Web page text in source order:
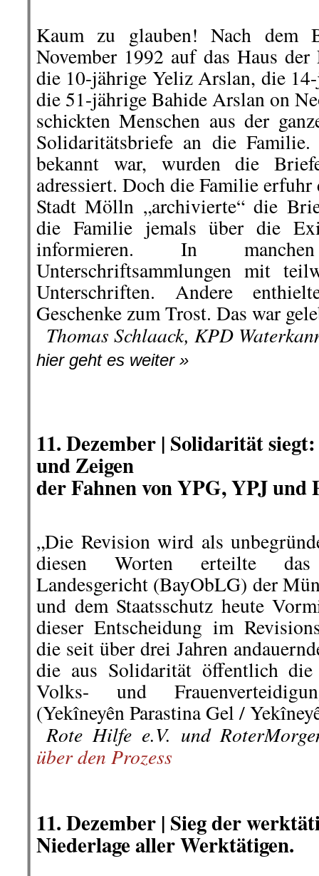
Kaum zu glauben! Nach dem
November 1992 auf das Haus
die 10-jährige Yeliz Arslan, die
die 51-jährige Bahide Arslan on
schickten Menschen aus der
Solidaritätsbriefe an die
bekannt war, wurden die
adressiert. Doch die Familie
Stadt Mölln „archivierte“ die
die Familie jemals über die
informieren. In
Unterschriftsammlungen mit
Unterschriften. Andere
Geschenke zum Trost. Das war
Thomas Schlaack, KPD
hier geht es weiter »
11. Dezember | Solidarität
und Zeigen
der Fahnen von YPG, YPJ und
„Die Revision wird als
diesen Worten erteilte das
Landesgericht (BayObLG) der
und dem Staatsschutz heute
dieser Entscheidung im
die seit über drei Jahren
die aus Solidarität öffentlich die
Volks- und
(Yekîneyên Parastina Gel /
..Rote Hilfe e.V. und
über den Prozess
11. Dezember | Sieg der
Niederlage aller Werktätigen.